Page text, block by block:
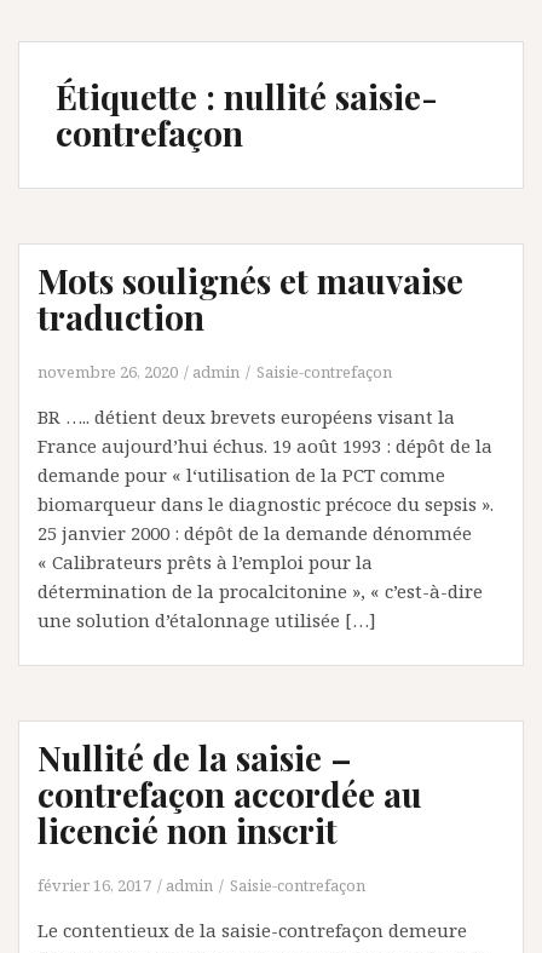
Étiquette : nullité saisie-
contrefaçon
Mots soulignés et mauvaise
traduction
novembre 26, 2020 admin Saisie-contrefaçon
BR ….. détient deux brevets européens visant la
France aujourd’hui échus. 19 août 1993 : dépôt de la
demande pour « l‘utilisation de la PCT comme
biomarqueur dans le diagnostic précoce du sepsis ».
25 janvier 2000 : dépôt de la demande dénommée
« Calibrateurs prêts à l’emploi pour la
détermination de la procalcitonine », « c’est-à-dire
une solution d’étalonnage utilisée […]
Nullité de la saisie –
contrefaçon accordée au
licencié non inscrit
février 16, 2017 admin Saisie-contrefaçon
Le contentieux de la saisie-contrefaçon demeure